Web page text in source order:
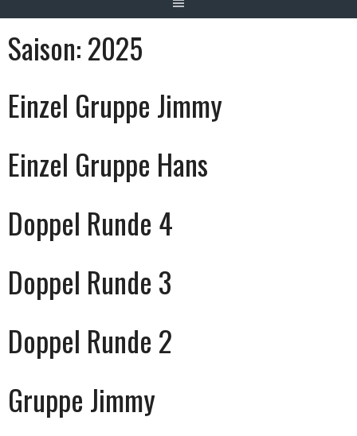
Saison:2025
Einzel Gruppe Jimmy
Einzel Gruppe Hans
Doppel Runde 4
Doppel Runde 3
Doppel Runde 2
Gruppe Jimmy